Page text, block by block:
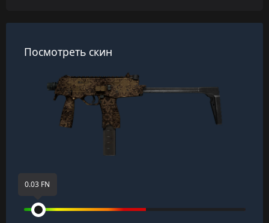
Посмотреть скин
0.03 FN